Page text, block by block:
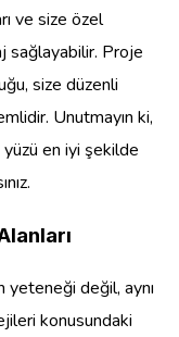
ve size özel
sağlayabilir. Proje
size düzenli
Unutmayın ki,
en iyi şekilde
yeteneği değil, aynı
konusundaki